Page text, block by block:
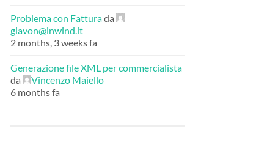
Problema con Fatturada
giavon@inwind.it
2 months, 3 weeks fa
Generazione file XML per commercialista
da
Vincenzo Maiello
6 months fa